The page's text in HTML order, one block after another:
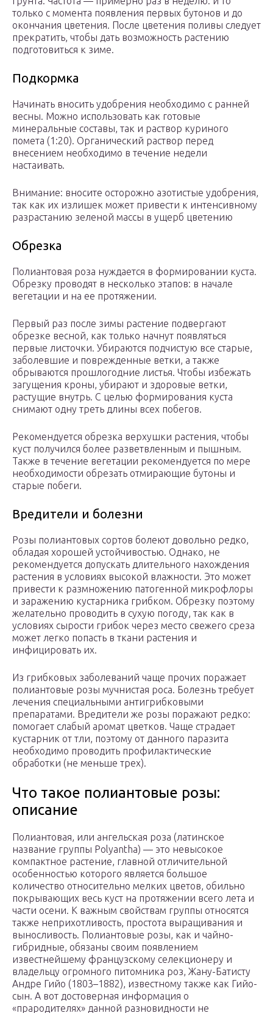
только с момента появления первых бутонов и до
окончания цветения. После цветения поливы следует
прекратить, чтобы дать возможность растению
подготовиться к зиме.
Подкормка
Начинать вносить удобрения необходимо с ранней
весны. Можно использовать как готовые
минеральные составы, так и раствор куриного
помета (1:20). Органический раствор перед
внесением необходимо в течение недели
настаивать.
Внимание: вносите осторожно азотистые удобрения,
так как их излишек может привести к интенсивному
разрастанию зеленой массы в ущерб цветению
Обрезка
Полиантовая роза нуждается в формировании куста.
Обрезку проводят в несколько этапов: в начале
вегетации и на ее протяжении.
Первый раз после зимы растение подвергают
обрезке весной, как только начнут появляться
первые листочки. Убираются подчистую все старые,
заболевшие и поврежденные ветки, а также
обрываются прошлогодние листья. Чтобы избежать
загущения кроны, убирают и здоровые ветки,
растущие внутрь. С целью формирования куста
снимают одну треть длины всех побегов.
Рекомендуется обрезка верхушки растения, чтобы
куст получился более разветвленным и пышным.
Также в течение вегетации рекомендуется по мере
необходимости обрезать отмирающие бутоны и
старые побеги.
Вредители и болезни
Розы полиантовых сортов болеют довольно редко,
обладая хорошей устойчивостью. Однако, не
рекомендуется допускать длительного нахождения
растения в условиях высокой влажности. Это может
привести к размножению патогенной микрофлоры
и заражению кустарника грибком. Обрезку поэтому
желательно проводить в сухую погоду, так как в
условиях сырости грибок через место свежего среза
может легко попасть в ткани растения и
инфицировать их.
Из грибковых заболеваний чаще прочих поражает
полиантовые розы мучнистая роса. Болезнь требует
лечения специальными антигрибковыми
препаратами. Вредители же розы поражают редко:
помогает слабый аромат цветков. Чаще страдает
кустарник от тли, поэтому от данного паразита
необходимо проводить профилактические
обработки (не меньше трех).
Что такое полиантовые розы:
описание
Полиантовая, или ангельская роза (латинское
название группы Polyantha) — это невысокое
компактное растение, главной отличительной
особенностью которого является большое
количество относительно мелких цветов, обильно
покрывающих весь куст на протяжении всего лета и
части осени. К важным свойствам группы относятся
также неприхотливость, простота выращивания и
выносливость. Полиантовые розы, как и чайно-
гибридные, обязаны своим появлением
известнейшему французскому селекционеру и
владельцу огромного питомника роз, Жану-Батисту
Андре Гийо (1803–1882), известному также как Гийо-
сын. А вот достоверная информация о
«прародителях» данной разновидности не